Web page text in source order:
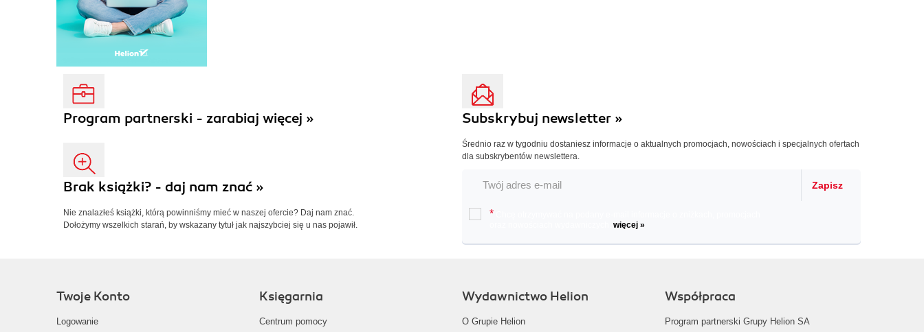
Program partnerski - zarabiaj więcej »
Brak książki? - daj nam znać »
Nie znalazłeś książki, którą powinniśmy mieć w naszej ofercie? Daj nam znać.
Dołożymy wszelkich starań, by wskazany tytuł jak najszybciej się u nas pojawił.
Subskrybuj newsletter »
Średnio raz w tygodniu dostaniesz informacje o aktualnych promocjach, nowościach i specjalnych ofertach
dla subskrybentów newslettera.
Zapisz
*
więcej »
Twoje Konto
Logowanie
Księgarnia
Centrum pomocy
Wydawnictwo Helion
O Grupie Helion
Współpraca
Program partnerski Grupy Helion SA